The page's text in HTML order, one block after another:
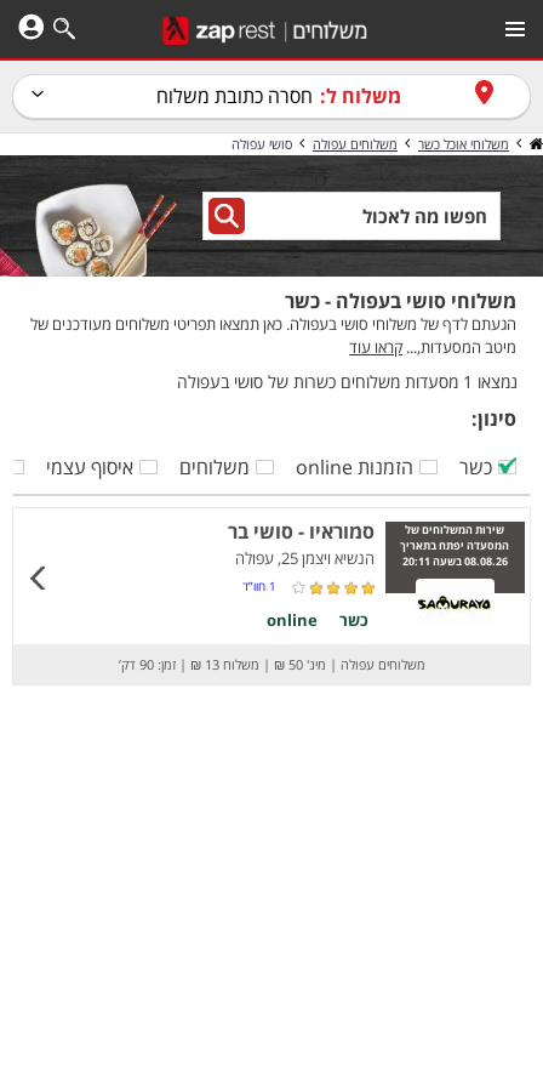
משלוח ל: חסרה כתובת משלוח
משלוחי אוכל כשר משלוחים עפולה סושי עפולה
משלוחי סושי בעפולה - כשר
הגעתם לדף של משלוחי סושי בעפולה. כאן תמצאו תפריטי משלוחים מעודכנים של
מיטב המסעדות,... קראו עוד
נמצאו 1 מסעדות משלוחים כשרות של סושי בעפולה
סינון:
כשר
הזמנות online משלוחים איסוף עצמי
שירות המשלוחים של
המסעדה יפתח בתאריך
08.08.26 בשעה 20:11
סמוראיו - סושי בר
הנשיא ויצמן 25, עפולה
1 חוו”ד
כשר online
משלוחים עפולה | מינ' 50 ₪ | משלוח 13 ₪ | זמן: 90 דק’